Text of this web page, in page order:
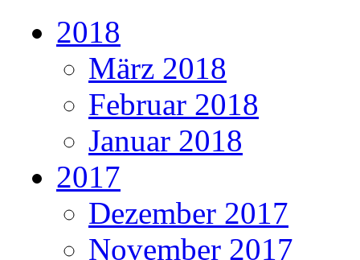
2018
März 2018
Februar 2018
Januar 2018
2017
Dezember 2017
November 2017